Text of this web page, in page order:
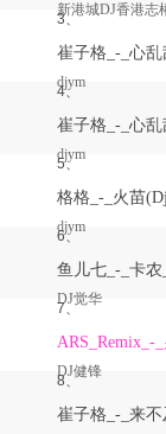
新港城DJ香港志
3、
djym
4、
djym
5、
djym
6、
DJ觉华
7、
DJ健锋
8、